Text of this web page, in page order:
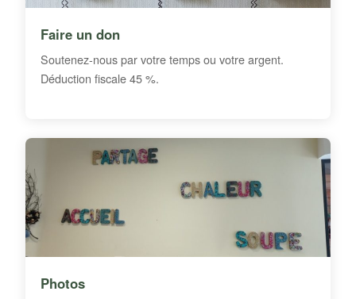
Faire un don
Soutenez-nous par votre temps ou votre argent.
Déduction fiscale 45 %.
Photos